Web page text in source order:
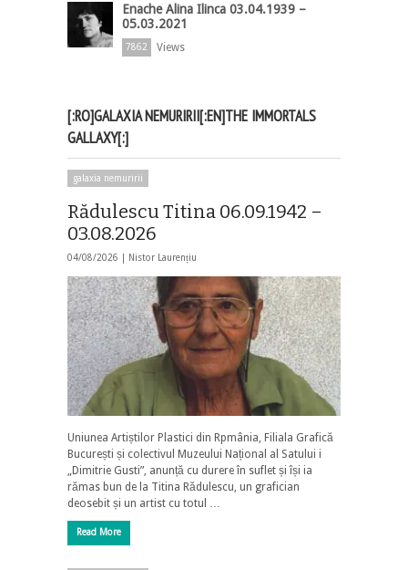
Enache Alina Ilinca 03.04.1939 –
05.03.2021
7862 Views
[:RO]GALAXIA NEMURIRII[:EN]THE IMMORTALS
GALLAXY[:]
galaxia nemuririi
Rădulescu Titina 06.09.1942 –
03.08.2026
04/08/2026 | Nistor Laurențiu
Uniunea Artiștilor Plastici din Rpmânia, Filiala Grafică
București și colectivul Muzeului Național al Satului i
„Dimitrie Gusti”, anunță cu durere în suflet și își ia
rămas bun de la Titina Rădulescu, un grafician
deosebit și un artist cu totul …
Read More